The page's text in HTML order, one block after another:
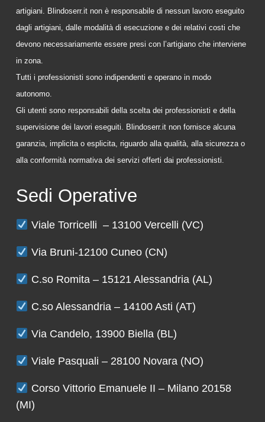
artigiani. Blindoserr.it non è responsabile di nessun lavoro eseguito
dagli artigiani, dalle modalità di esecuzione e dei relativi costi che
devono necessariamente essere presi con l’artigiano che interviene
in zona.
Tutti i professionisti sono indipendenti e operano in modo
autonomo.
Gli utenti sono responsabili della scelta dei professionisti e della
supervisione dei lavori eseguiti. Blindoserr.it non fornisce alcuna
garanzia, implicita o esplicita, riguardo alla qualità, alla sicurezza o
alla conformità normativa dei servizi offerti dai professionisti.
Sedi Operative
Viale Torricelli – 13100 Vercelli (VC)
Via Bruni-12100 Cuneo (CN)
C.so Romita – 15121 Alessandria (AL)
C.so Alessandria – 14100 Asti (AT)
Via Candelo, 13900 Biella (BL)
Viale Pasquali – 28100 Novara (NO)
Corso Vittorio Emanuele II – Milano 20158
(MI)